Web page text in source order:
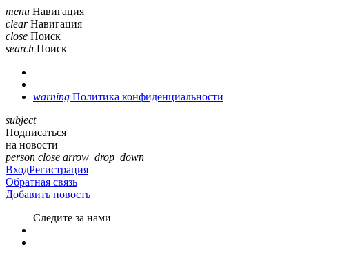
menu Навигация
clear Навигация
close Поиск
search Поиск
warning Политика конфиденциальности
subject
Подписаться
на новости
person close arrow_drop_down
ВходРегистрация
Обратная связь
Добавить новость
Cледите за нами